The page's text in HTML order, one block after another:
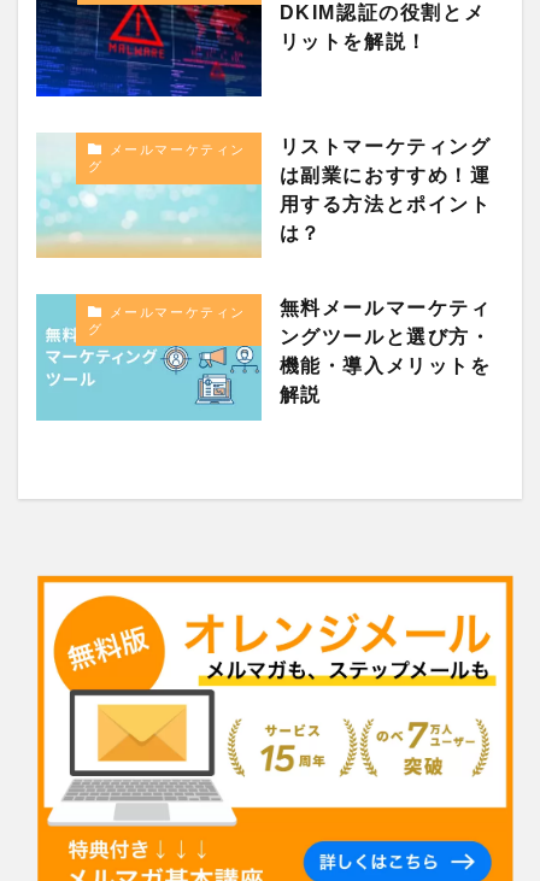
DKIM認証の役割とメ
リットを解説！
メールマーケティン
グ
リストマーケティング
は副業におすすめ！運
用する方法とポイント
は？
メールマーケティン
グ
無料メールマーケティ
ングツールと選び方・
機能・導入メリットを
解説